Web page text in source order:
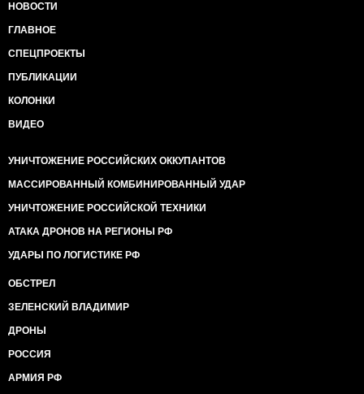
НОВОСТИ
ГЛАВНОЕ
СПЕЦПРОЕКТЫ
ПУБЛИКАЦИИ
КОЛОНКИ
ВИДЕО
УНИЧТОЖЕНИЕ РОССИЙСКИХ ОККУПАНТОВ
МАССИРОВАННЫЙ КОМБИНИРОВАННЫЙ УДАР
УНИЧТОЖЕНИЕ РОССИЙСКОЙ ТЕХНИКИ
АТАКА ДРОНОВ НА РЕГИОНЫ РФ
УДАРЫ ПО ЛОГИСТИКЕ РФ
ОБСТРЕЛ
ЗЕЛЕНСКИЙ ВЛАДИМИР
ДРОНЫ
РОССИЯ
АРМИЯ РФ